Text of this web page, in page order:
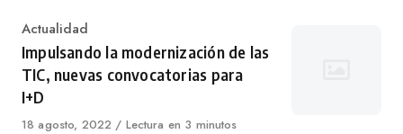
Category
Actualidad
Impulsando la modernización de las
TIC, nuevas convocatorias para
I+D
Published
18 agosto, 2022 Lectura en 3 minutos